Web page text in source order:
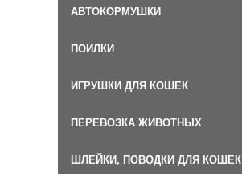
АВТОКОРМУШКИ
ПОИЛКИ
ИГРУШКИ ДЛЯ КОШЕК
ПЕРЕВОЗКА ЖИВОТНЫХ
ШЛЕЙКИ, ПОВОДКИ ДЛЯ КОШЕК